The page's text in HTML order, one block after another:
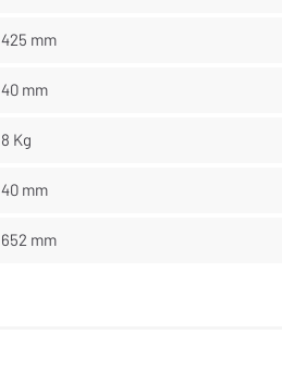
425 mm
40 mm
8 Kg
40 mm
652 mm